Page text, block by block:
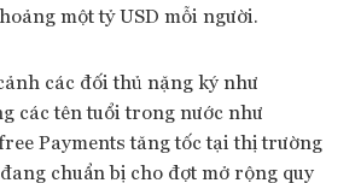
một tỷ USD mỗi người.
các đối thủ nặng ký như
các tên tuổi trong nước như
Payments tăng tốc tại thị trường
chuẩn bị cho đợt mở rộng quy